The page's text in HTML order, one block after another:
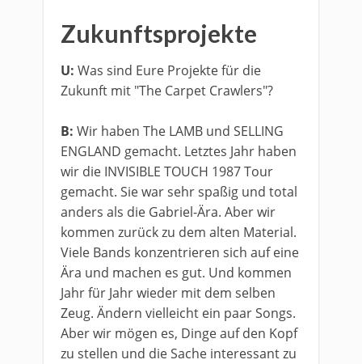
​Zukunftsprojekte
U: Was sind Eure Projekte für die
Zukunft mit "The Carpet Crawlers"?
B: Wir haben The LAMB und SELLING
ENGLAND gemacht. Letztes Jahr haben
wir die INVISIBLE TOUCH 1987 Tour
gemacht. Sie war sehr spaßig und total
anders als die Gabriel-Ära. Aber wir
kommen zurück zu dem alten Material.
Viele Bands konzentrieren sich auf eine
Ära und machen es gut. Und kommen
Jahr für Jahr wieder mit dem selben
Zeug. Ändern vielleicht ein paar Songs.
Aber wir mögen es, Dinge auf den Kopf
zu stellen und die Sache interessant zu